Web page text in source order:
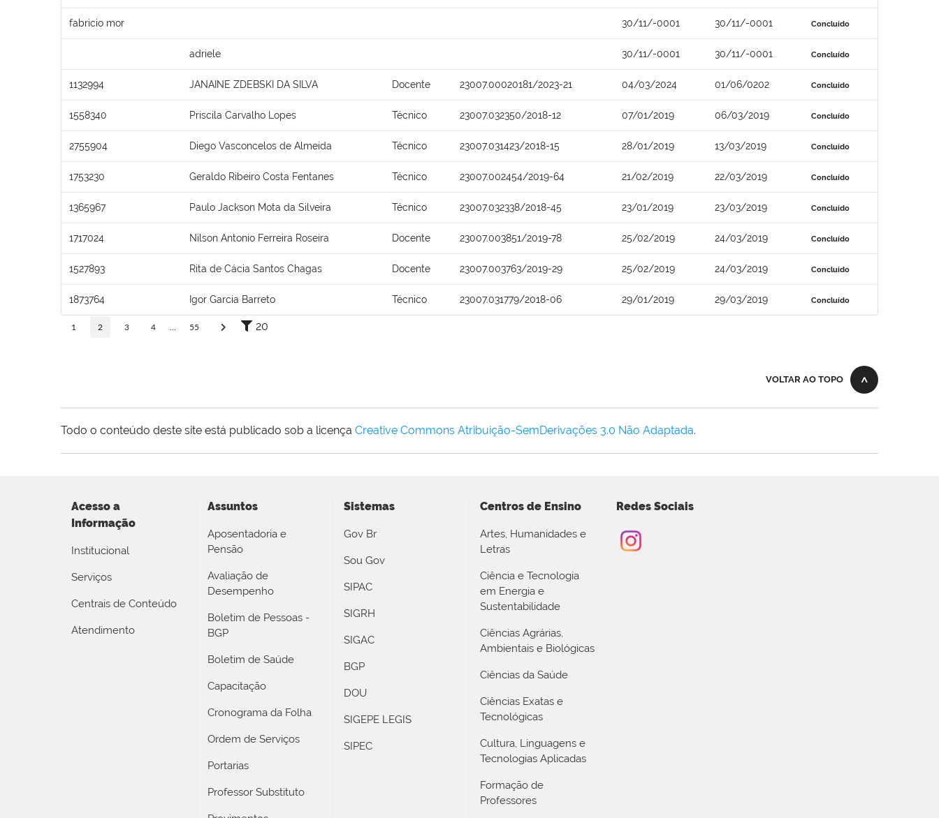
fabricio mor 30/11/-0001 30/11/-0001 Concluído
adriele 30/11/-0001 30/11/-0001 Concluído
1132994 JANAINE ZDEBSKI DA SILVA Docente 23007.00020181/2023-21 04/03/2024 01/06/0202 Concluído
1558340 Priscila Carvalho Lopes Técnico 23007.032350/2018-12 07/01/2019 06/03/2019 Concluído
2755904 Diego Vasconcelos de Almeida Técnico 23007.031423/2018-15 28/01/2019 13/03/2019 Concluído
1753230 Geraldo Ribeiro Costa Fentanes Técnico 23007.002454/2019-64 21/02/2019 22/03/2019 Concluído
1365967 Paulo Jackson Mota da Silveira Técnico 23007.032338/2018-45 23/01/2019 23/03/2019 Concluído
1717024 Nilson Antonio Ferreira Roseira Docente 23007.003851/2019-78 25/02/2019 24/03/2019 Concluído
1527893 Rita de Cácia Santos Chagas Docente 23007.003763/2019-29 25/02/2019 24/03/2019 Concluído
1873764 Igor Garcia Barreto Técnico 23007.031779/2018-06 29/01/2019 29/03/2019 Concluído
1 2 3 4 55 20
VOLTAR AO TOPO
Todo o conteúdo deste site está publicado sob a licença Creative Commons Atribuição-SemDerivações 3.0 Não Adaptada.
Acesso a
Informação
Institucional
Serviços
Centrais de Conteúdo
Atendimento
Assuntos
Aposentadoria e
Pensão
Avaliação de
Desempenho
Boletim de Pessoas -
BGP
Boletim de Saúde
Capacitação
Cronograma da Folha
Ordem de Serviços
Portarias
Professor Substituto
Sistemas
Gov Br
Sou Gov
SIPAC
SIGRH
SIGAC
BGP
DOU
SIGEPE LEGIS
SIPEC
Centros de Ensino
Artes, Humanidades e
Letras
Ciência e Tecnologia
em Energia e
Sustentabilidade
Ciências Agrárias,
Ambientais e Biológicas
Ciências da Saúde
Ciências Exatas e
Tecnológicas
Cultura, Linguagens e
Tecnologias Aplicadas
Formação de
Professores
Redes Sociais